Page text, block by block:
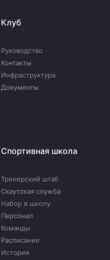
Клуб
Руководство
Контакты
Инфраструктура
Документы
Спортивная школа
Тренерский штаб
Скаутская служба
Набор в школу
Персонал
Команды
Расписание
История